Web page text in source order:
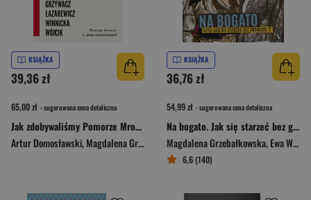
KSIĄŻKA
39,36 zł
65,00 zł - sugerowana cena detaliczna
Jak zdobywaliśmy Pomorze Mroczne historie z „ziem odzyskanych”
Artur Domosławski,Magdalena Grzebałkowska ,Marta Grzywacz
KSIĄŻKA
36,76 zł
54,99 zł - sugerowana cena detaliczna
Na bogato. Jak się starzeć bez godności 2
Magdalena Grzebałkowska,Ewa Winnicka
6,6 (140)